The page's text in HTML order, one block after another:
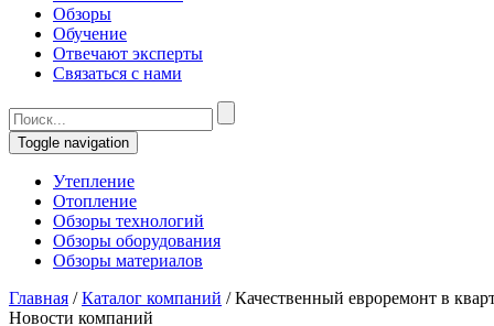
Обзоры
Обучение
Отвечают эксперты
Связаться с нами
Toggle navigation
Утепление
Отопление
Обзоры технологий
Обзоры оборудования
Обзоры материалов
Главная /Каталог компаний /Качественный евроремонт в
Новости компаний